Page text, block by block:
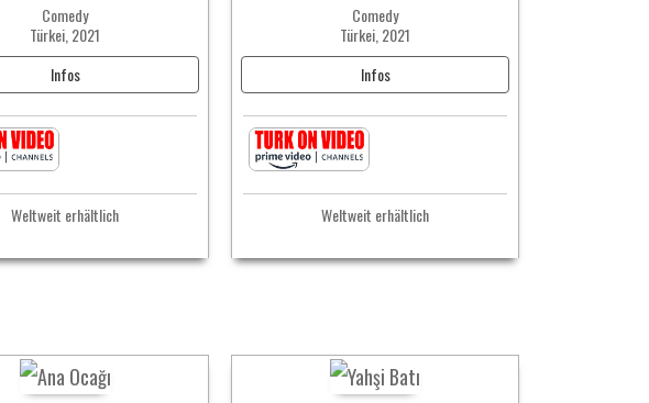
Comedy
Türkei, 2021
Infos
Weltweit erhältlich
Comedy
Türkei, 2021
Infos
Weltweit erhältlich